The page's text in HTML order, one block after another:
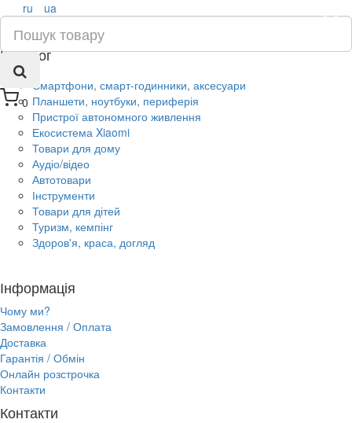
0
×
ru ua
Каталог
Смартфони, смарт-годинники, аксесуари
Планшети, ноутбуки, периферія
Пристрої автономного живлення
Екосистема Xiaomi
Товари для дому
Аудіо/відео
Автотовари
Інструменти
Товари для дітей
Туризм, кемпінг
Здоров'я, краса, догляд
Інформація
Чому ми?
Замовлення / Оплата
Доставка
Гарантія / Обмін
Онлайн розстрочка
Контакти
Контакти